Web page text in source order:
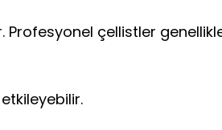
Profesyonel çellistler